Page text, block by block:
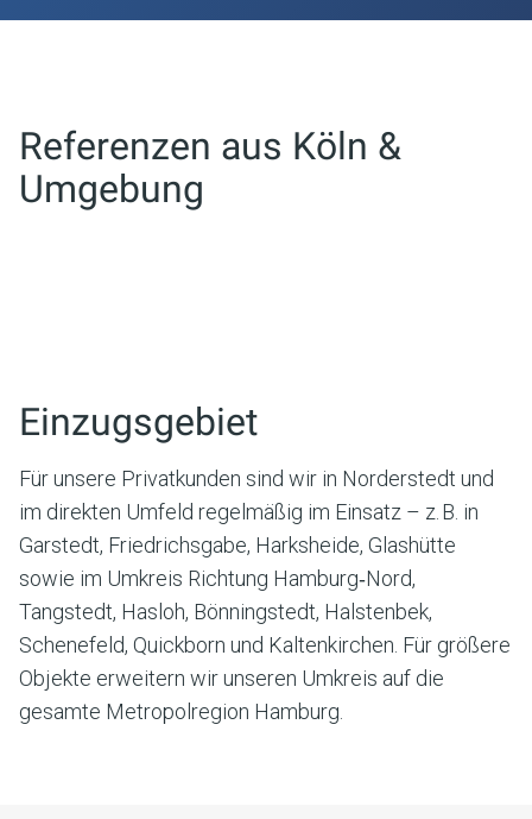
Referenzen aus Köln &
Umgebung
Einzugsgebiet
Für unsere Privatkunden sind wir in Norderstedt und
im direkten Umfeld regelmäßig im Einsatz – z. B. in
Garstedt, Friedrichsgabe, Harksheide, Glashütte
sowie im Umkreis Richtung Hamburg‑Nord,
Tangstedt, Hasloh, Bönningstedt, Halstenbek,
Schenefeld, Quickborn und Kaltenkirchen. Für größere
Objekte erweitern wir unseren Umkreis auf die
gesamte Metropolregion Hamburg.